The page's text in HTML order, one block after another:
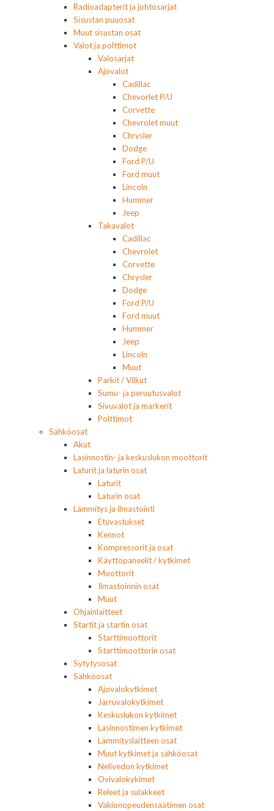
Radioadapterit ja johtosarjat
Sisustan puuosat
Muut sisustan osat
Valot ja polttimot
Valosarjat
Ajovalot
Cadillac
Chevorlet P/U
Corvette
Chevrolet muut
Chrysler
Dodge
Ford P/U
Ford muut
Lincoln
Hummer
Jeep
Takavalot
Cadillac
Chevrolet
Corvette
Chrysler
Dodge
Ford P/U
Ford muut
Hummer
Jeep
Lincoln
Muut
Parkit / Vilkut
Sumu- ja peruutusvalot
Sivuvalot ja markerit
Polttimot
Sähköosat
Akut
Lasinnostin- ja keskuslukon moottorit
Laturit ja laturin osat
Laturit
Laturin osat
Lämmitys ja ilmastointi
Etuvastukset
Kennot
Kompressorit ja osat
Käyttöpaneelit / kytkimet
Moottorit
Ilmastoinnin osat
Muut
Ohjainlaitteet
Startit ja startin osat
Starttimoottorit
Starttimoottorin osat
Sytytysosat
Sähköosat
Ajovalokytkimet
Jarruvalokytkimet
Keskuslukon kytkimet
Lasinnostimen kytkimet
Lämmityslaitteen osat
Muut kytkimet ja sähköosat
Nelivedon kytkimet
Ovivalokykimet
Releet ja sulakkeet
Vakionopeudensäätimen osat